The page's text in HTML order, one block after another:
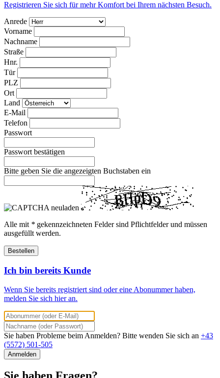
Registrieren Sie sich für mehr Komfort bei Ihrem nächsten Besuch.
Anrede
Vorname
Nachname
Straße
Hnr.
Tür
PLZ
Ort
Land
E-Mail
Telefon
Passwort
Passwort bestätigen
Bitte geben Sie die angezeigten Buchstaben ein
Alle mit * gekennzeichneten Felder sind Pflichtfelder und müssen
ausgefüllt werden.
Bestellen
Ich bin bereits Kunde
Wenn Sie bereits registriert sind oder eine Abonummer haben,
melden Sie sich hier an.
Sie haben Probleme beim Anmelden? Bitte wenden Sie sich an +43
(5572) 501-505
Anmelden
Sie haben Fragen?